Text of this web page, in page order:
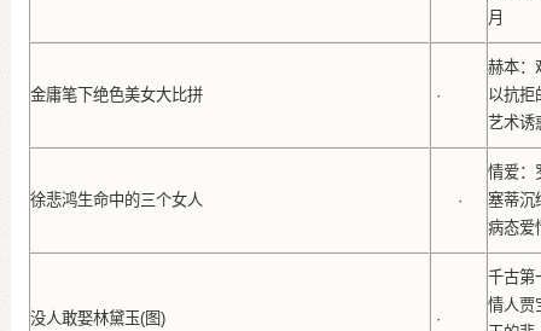
月
金庸笔下绝色美女大比拼 ·
赫本：
以抗拒
艺术诱
徐悲鸿生命中的三个女人 ·
情爱：
塞蒂沉
病态爱
没人敢娶林黛玉(图) ·
千古第
情人贾